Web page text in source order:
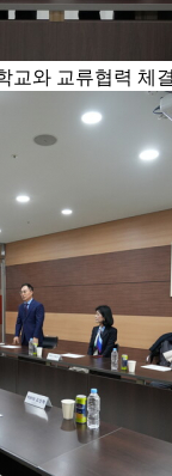
교와 교류협력 체